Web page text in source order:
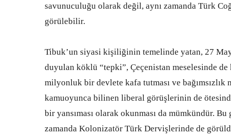
savunuculuğu olarak değil, aynı zamanda Türk
görülebilir.
Tibuk’un siyasi kişiliğinin temelinde yatan, 27
duyulan köklü “tepki”, Çeçenistan meselesinde
milyonluk bir devlete kafa tutması ve
kamuoyunca bilinen liberal görüşlerinin de
bir yansıması olarak okunması da mümkündür.
zamanda Kolonizatör Türk Dervişlerinde de